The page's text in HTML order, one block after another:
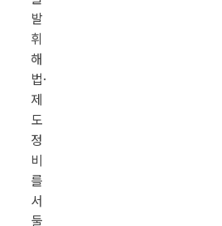
발
휘
해
법·
제
도
정
비
를
서
둘